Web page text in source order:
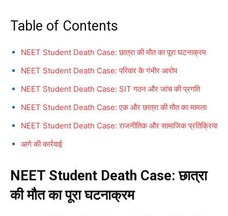
Table of Contents
NEET Student Death Case: छात्रा की मौत का पूरा घटनाक्रम
NEET Student Death Case: परिवार के गंभीर आरोप
NEET Student Death Case: SIT गठन और जांच की प्रगति
NEET Student Death Case: एक और छात्रा की मौत का मामला
NEET Student Death Case: राजनीतिक और सामाजिक प्रतिक्रिया
आगे की कार्रवाई
NEET Student Death Case: छात्रा
की मौत का पूरा घटनाक्रम